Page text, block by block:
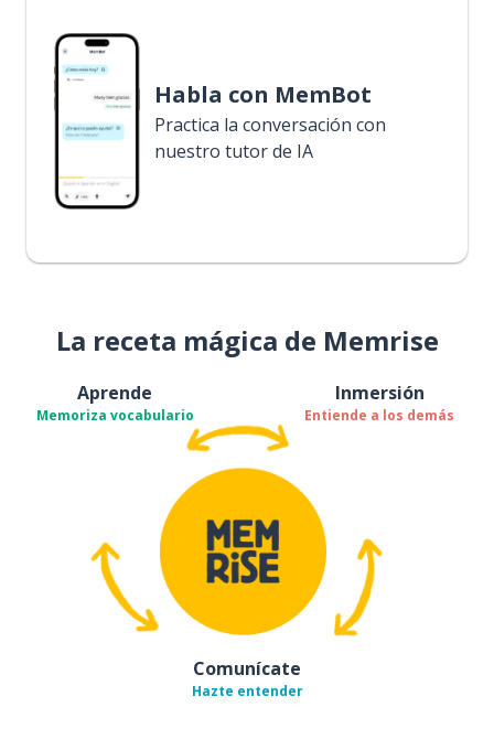
Habla con MemBot
Practica la conversación con
nuestro tutor de IA
La receta mágica de Memrise
Aprende
Memoriza vocabulario
Inmersión
Entiende a los demás
Comunícate
Hazte entender